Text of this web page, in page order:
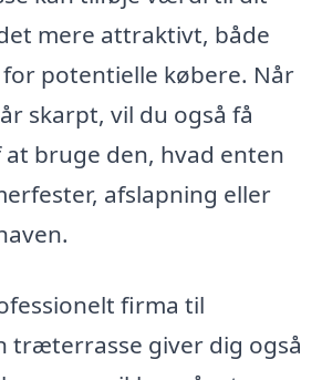
mere attraktivt, både
potentielle købere. Når
skarpt, vil du også få
bruge den, hvad enten
afslapning eller
firma til
træterrasse giver dig også